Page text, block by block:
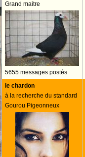
Grand maitre
5655 messages postés
le chardon
à la recherche du standard
Gourou Pigeonneux